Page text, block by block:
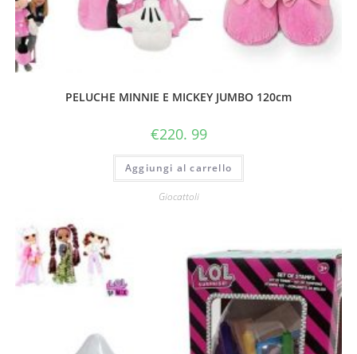
PELUCHE MINNIE E MICKEY JUMBO 120cm
€220. 99
Aggiungi al carrello
Giocattoli